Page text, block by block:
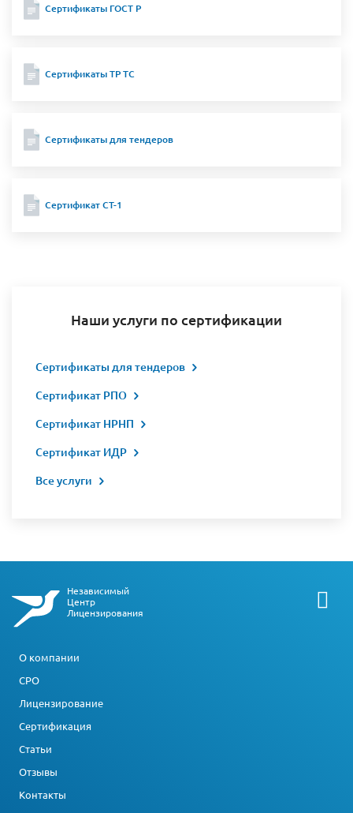
Сертификаты ГОСТ Р
Сертификаты ТР ТС
Сертификаты для тендеров
Сертификат СТ-1
Наши услуги по сертификации
Сертификаты для тендеров
Сертификат РПО
Сертификат НРНП
Сертификат ИДР
Все услуги
Независимый
Центр
Лицензирования
О компании
СРО
Лицензирование
Сертификация
Статьи
Отзывы
Контакты